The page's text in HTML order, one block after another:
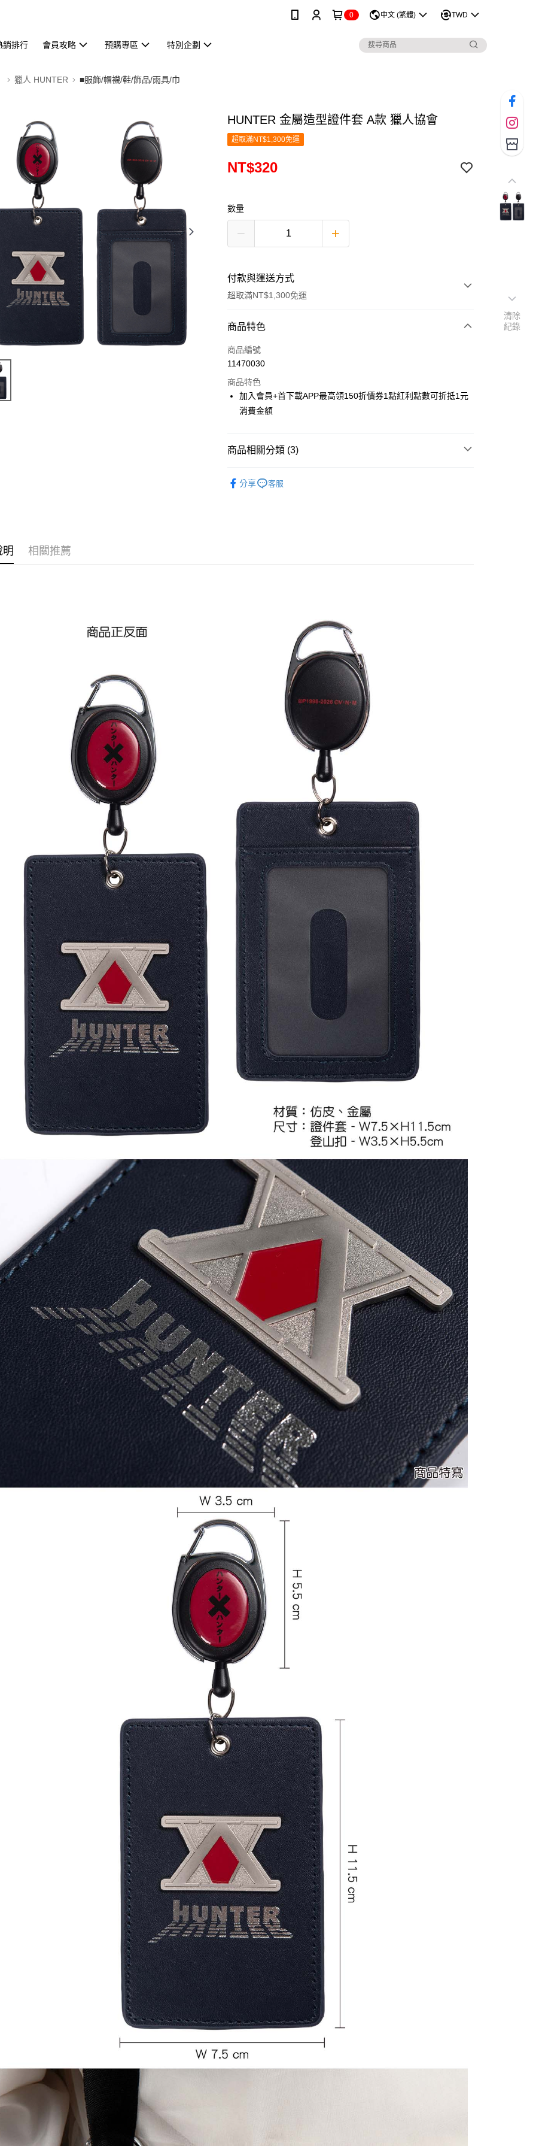
0 中文 (繁體) TWD
銷排行 會員攻略 預購專區 特別企劃
獵人 HUNTER ■服飾/帽襪/鞋/飾品/雨具/巾
HUNTER 金屬造型證件套 A款 獵人協會
超取滿NT$1,300免運
NT$320
數量
付款與運送方式
超取滿NT$1,300免運
付款方式
信用卡一次付款
LINE Pay
Apple Pay
ATM付款
每筆NT$65，滿NT$1,300(含以上)免運費
(不開放使用，請勿選取）
每筆NT$65，滿NT$1,300(含以上)免運費
付款後7-11取貨
每筆NT$65，滿NT$1,300(含以上)免運費
每筆NT$100，滿NT$1,300(含以上)免運費
宅配-離島(澎湖/金門/馬祖)-木棉花樂園專用
每筆NT$220
黑貓宅配-貨到付款
每筆NT$150
商品特色
商品編號
11470030
商品特色
加入會員+首下載APP最高領150折價券1點紅利點數可折抵1元
消費金額
商品相關分類 (3)
HUNTER
■服飾/帽襪/鞋/飾品/雨具/巾
分享 客服
明 相關推薦
清除
紀錄